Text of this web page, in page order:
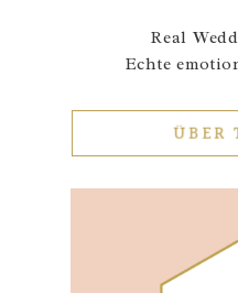
Real
Echte
ÜBER